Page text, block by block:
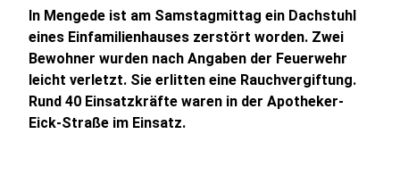
In Mengede ist am Samstagmittag ein Dachstuhl
eines Einfamilienhauses zerstört worden. Zwei
Bewohner wurden nach Angaben der Feuerwehr
leicht verletzt. Sie erlitten eine Rauchvergiftung.
Rund 40 Einsatzkräfte waren in der Apotheker-
Eick-Straße im Einsatz.